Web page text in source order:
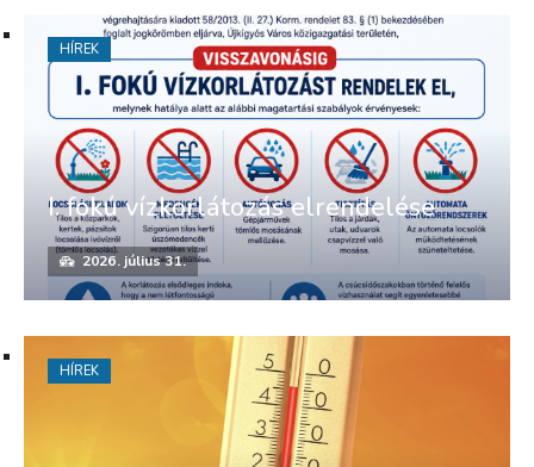
I. fokú vízkorlátozás elrendelése
2026. július 31.
HÍREK
HÍREK